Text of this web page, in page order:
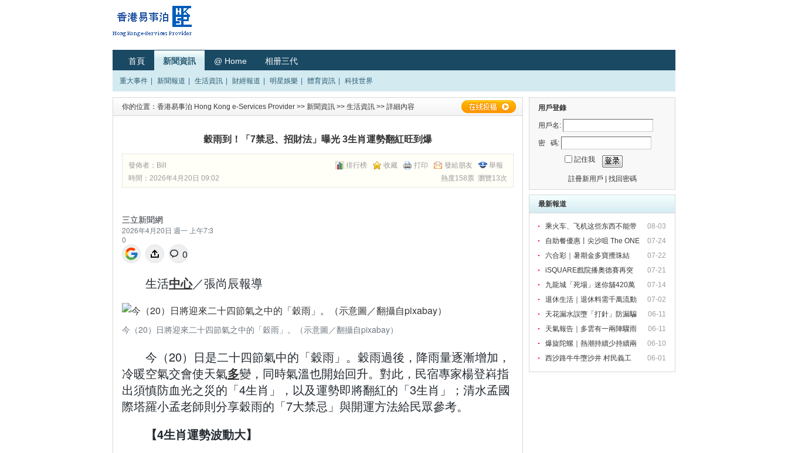
首頁 新聞資訊 @ Home 相册三代
重大事件 新聞報道 生活資訊 財經報道 明星娛樂 體育資訊 科技世界
你的位置： 香港易事泊 Hong Kong e-Services Provider >> 新聞資訊 >> 生活資訊 >> 詳細內容
穀雨到！「7禁忌、招財法」曝光 3生肖運勢翻紅旺到爆
排行榜 收藏 打印 發給朋友 舉報
發佈者： Bill
熱度158票 瀏覽13次
時間：2026年4月20日 09:02
三立新聞網
2026年4月20日 週一 上午7:3
0
0
生活中心／張尚辰報導
今（20）日將迎來二十四節氣之中的「穀雨」。（示意圖／翻攝自pixabay）
今（20）日是二十四節氣中的「穀雨」。穀雨過後，降雨量逐漸增加，
冷暖空氣交會使天氣多變，同時氣溫也開始回升。對此，民宿專家楊登嵙指
出須慎防血光之災的「4生肖」，以及運勢即將翻紅的「3生肖」；清水孟國
際塔羅小孟老師則分享穀雨的「7大禁忌」與開運方法給民眾參考。
【4生肖運勢波動大】
用戶登錄
用戶名:
密 碼:
記住我
註冊新用戶 找回密碼
最新報道
08-03
乘火车、飞机这些东西不能带
07-24
自助餐優惠丨尖沙咀 The ONE
07-22
六合彩｜暑期金多寶攪珠結
果
07-21
iSQUARE戲院播奧德賽再突
然
07-14
九龍城「死場」迷你舖420萬
07-02
退休生活｜退休料需千萬流動
資
06-11
天花漏水誤墮「打針」防漏騙
06-11
天氣報告｜多雲有一兩陣驟雨
06-10
爆旋陀螺｜熱潮持續少持續兩
三
06-01
西沙路牛牛墮沙井 村民義工